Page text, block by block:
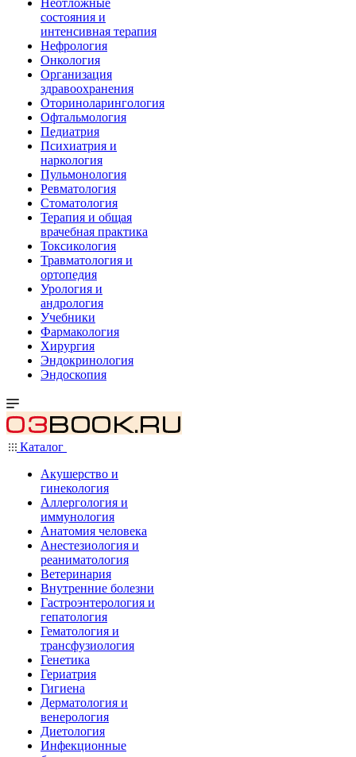
Неотложные
состояния и
интенсивная терапия
Нефрология
Онкология
Организация
здравоохранения
Оториноларингология
Офтальмология
Педиатрия
Психиатрия и
наркология
Пульмонология
Ревматология
Стоматология
Терапия и общая
врачебная практика
Токсикология
Травматология и
ортопедия
Урология и
андрология
Учебники
Фармакология
Хирургия
Эндокринология
Эндоскопия
Каталог
Акушерство и
гинекология
Аллергология и
иммунология
Анатомия человека
Анестезиология и
реаниматология
Ветеринария
Внутренние болезни
Гастроэнтерология и
гепатология
Гематология и
трансфузиология
Генетика
Гериатрия
Гигиена
Дерматология и
венерология
Диетология
Инфекционные